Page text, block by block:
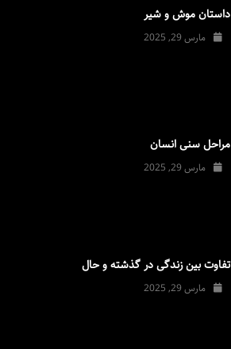
داستان موش و شیر
مارس 29, 2025
مراحل سنی انسان
مارس 29, 2025
تفاوت بین زندگی در گذشته و حال
مارس 29, 2025